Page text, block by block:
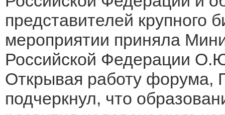
представителей крупного
мероприятии приняла
Российской Федерации
Открывая работу форума,
подчеркнул, что